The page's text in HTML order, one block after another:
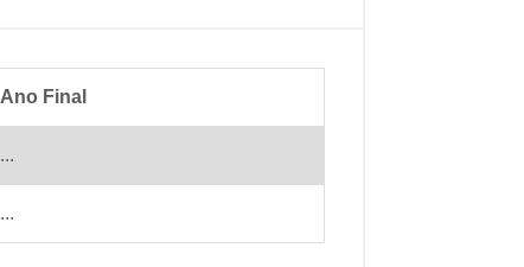
Ano Final
...
...